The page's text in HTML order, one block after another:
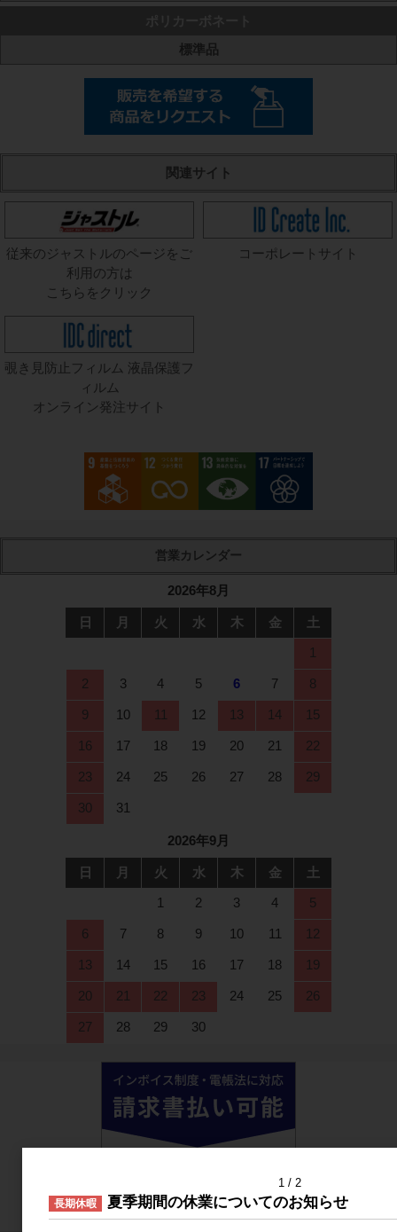
標準品
関連サイト
従来のジャストルのページをご
利用の方は
こちらをクリック
コーポレートサイト
覗き見防止フィルム 液晶保護フ
ィルム
オンライン発注サイト
2026年8月
日 月 火 水 木 金
土
1
2 3 4 5 6 7 8
9 10 11 12 13 14 15
16 17 18 19 20 21 22
23 24 25 26 27 28 29
30 31
2026年9月
日 月 火 水 木 金
土
1
2 3 4 5
6 7 8 9 10 11 12
13 14 15 16 17 18 19
20 21 22 23 24 25 26
27 28 29 30
1 2
長期休暇 夏季期間の休業についてのお知らせ